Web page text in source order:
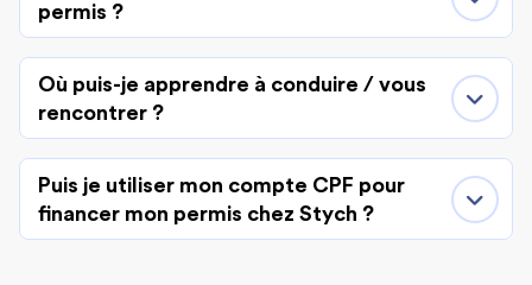
permis ?
Où puis-je apprendre à conduire / vous
rencontrer ?
Puis je utiliser mon compte CPF pour
financer mon permis chez Stych ?